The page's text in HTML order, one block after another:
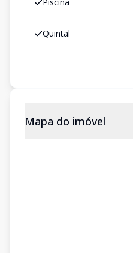
Quintal
Mapa do imóvel